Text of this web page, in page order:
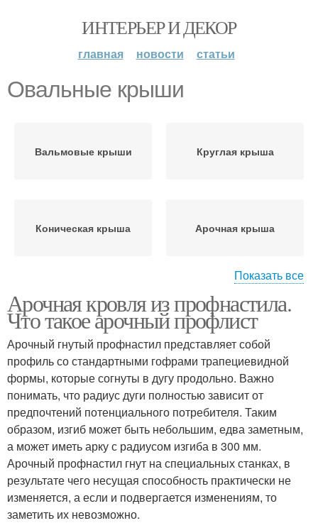
ИНТЕРЬЕР И ДЕКОР
главная новости статьи
Овальные крыши
Вальмовые крыши Круглая крыша
Коническая крыша Арочная крыша
Трехщипцовая крыша
Показать все
Арочная кровля из профнастила.
Что такое арочный профлист
Арочный гнутый профнастил представляет собой
профиль со стандартными гофрами трапециевидной
формы, которые согнуты в дугу продольно. Важно
понимать, что радиус дуги полностью зависит от
предпочтений потенциального потребителя. Таким
образом, изгиб может быть небольшим, едва заметным,
а может иметь арку с радиусом изгиба в 300 мм.
Арочный профнастил гнут на специальных станках, в
результате чего несущая способность практически не
изменяется, а если и подвергается изменениям, то
заметить их невозможно.